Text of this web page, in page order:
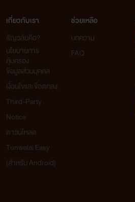
เกี่ยวกับเรา
ธัญวลัยคือ?
นโยบายการ
คุ้มครอง
ข้อมูลส่วนบุคคล
เงื่อนไขและข้อตกลง
Third-Party
Notice
ดาวน์โหลด
Tunwalai Easy
(สำหรับ Android)
ช่วยเหลือ
บทความ
FAQ